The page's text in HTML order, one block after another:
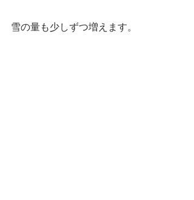
雪の量も少しずつ増えます。